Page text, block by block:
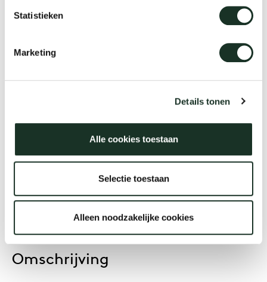
Statistieken
Marketing
Details tonen
Alle cookies toestaan
Selectie toestaan
Alleen noodzakelijke cookies
Product
Designer
Omschrijving